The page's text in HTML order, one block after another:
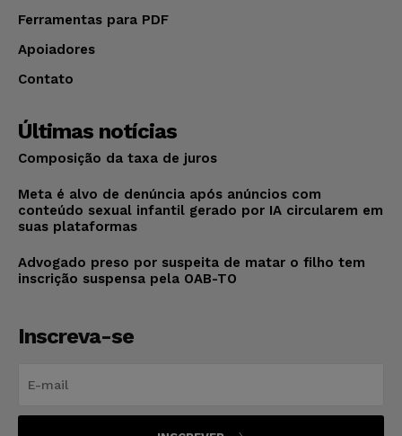
Ferramentas para PDF
Apoiadores
Contato
Últimas notícias
Composição da taxa de juros
Meta é alvo de denúncia após anúncios com
conteúdo sexual infantil gerado por IA circularem em
suas plataformas
Advogado preso por suspeita de matar o filho tem
inscrição suspensa pela OAB-TO
Inscreva-se